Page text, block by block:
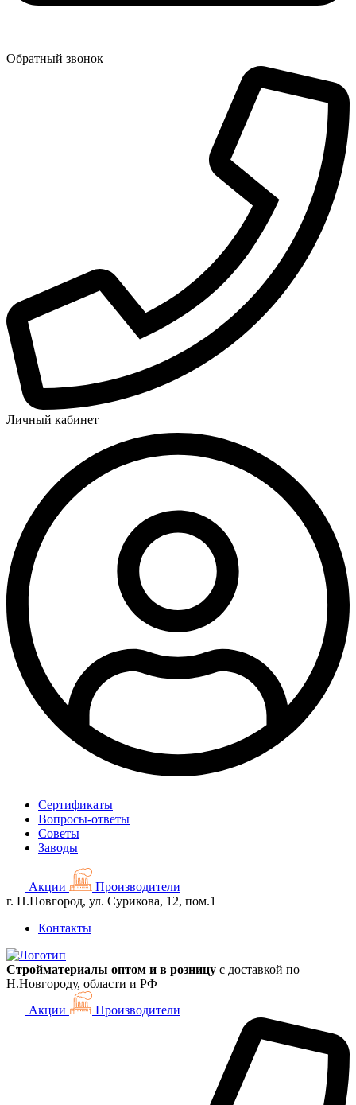
Обратный звонок
Личный кабинет
Сертификаты
Вопросы-ответы
Советы
Заводы
Акции
Производители
г. Н.Новгород, ул. Сурикова, 12, пом.1
Контакты
Стройматериалы оптом и в розницу с доставкой по
Н.Новгороду, области и РФ
Акции
Производители